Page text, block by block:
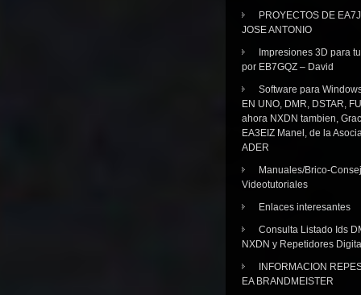
PROYECTOS DE
JOSE ANTONIO
Impresiones 3D para
por EB7GQZ – David
Software para
EN UNO, DMR, DSTAR,
ahora NXDN tambien,
EA3EIZ Manel, de la
ADER
Manuales/Brico-
Videotutoriales
Enlaces interesantes
Consulta Listado Ids
NXDN y Repetidores
INFORMACION
EA BRANDMEISTER